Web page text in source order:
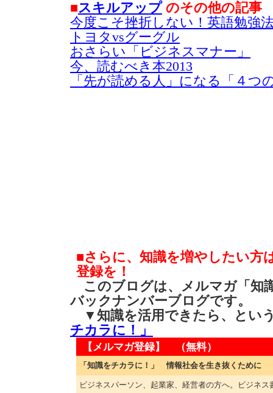
■スキルアップのその他の記事
今度こそ挫折しない！英語勉強
トヨタvsグーグル
おさらい「ビジネスマナー」
今、読むべき本2013
「先が読める人」になる「４つ
■さらに、知識を増やしたい方
登録を！
このブログは、メルマガ「知
バックナンバーブログです。
▼知識を活用できたら、と
チカラに！」
【メルマガ登録】 （無料）
「知識をチカラに！」 情報社会を生き抜くために
ビジネスパーソン、起業家、経営者の方へ。ビジネ